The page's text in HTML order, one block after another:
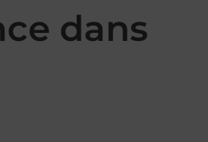
dans